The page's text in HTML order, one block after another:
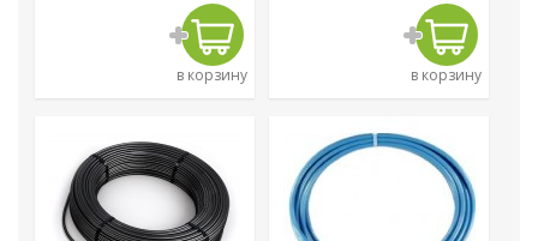
в корзину в корзину